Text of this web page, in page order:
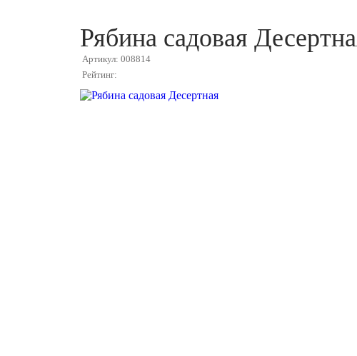
Рябина садовая
Артикул: 008814
Рейтинг: